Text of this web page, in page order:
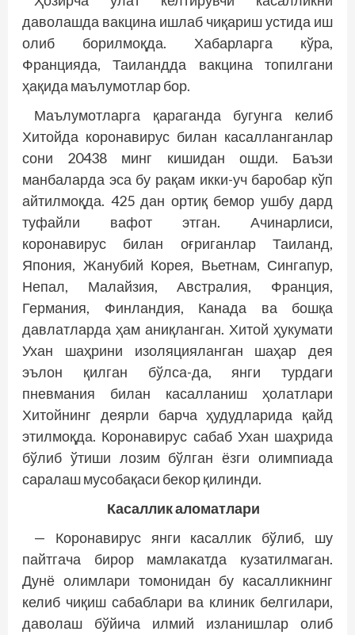
даволашда вакцина ишлаб чиқариш устида иш
олиб борилмоқда. Хабарларга кўра,
Францияда, Таиландда вакцина топилгани
ҳақида маълумотлар бор.
Маълумотларга қараганда бугунга келиб
Хитойда коронавирус билан касалланганлар
сони 20438 минг кишидан ошди. Баъзи
манбаларда эса бу рақам икки-уч баробар кўп
айтилмоқда. 425 дан ортиқ бемор ушбу дард
туфайли вафот этган. Ачинарлиси,
коронавирус билан оғриганлар Таиланд,
Япония, Жанубий Корея, Вьетнам, Сингапур,
Непал, Малайзия, Австралия, Франция,
Германия, Финландия, Канада ва бошқа
давлатларда ҳам аниқланган. Хитой ҳукумати
Ухан шаҳрини изоляцияланган шаҳар дея
эълон қилган бўлса-да, янги турдаги
пневмания билан касалланиш ҳолатлари
Хитойнинг деярли барча ҳудудларида қайд
этилмоқда. Коронавирус сабаб Ухан шаҳрида
бўлиб ўтиши лозим бўлган ёзги олимпиада
саралаш мусобақаси бекор қилинди.
Касаллик аломатлари
— Коронавирус янги касаллик бўлиб, шу
пайтгача бирор мамлакатда кузатилмаган.
Дунё олимлари томонидан бу касалликнинг
келиб чиқиш сабаблари ва клиник белгилари,
даволаш бўйича илмий изланишлар олиб